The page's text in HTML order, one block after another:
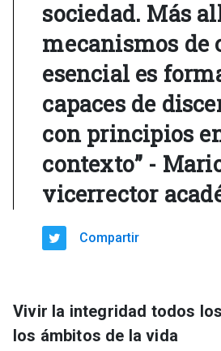
sociedad. Más
mecanismos de
esencial es
capaces de
con principios
contexto” -
vicerrector
Compartir
Vivir la integridad todos
los ámbitos de la vida